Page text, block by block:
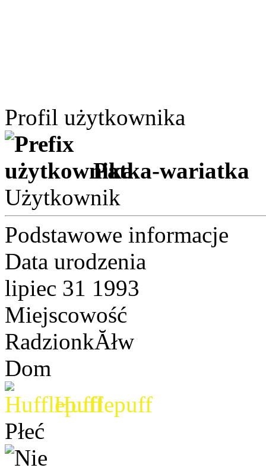
Profil użytkownika
Patka-wariatka
Użytkownik
Podstawowe informacje
Data urodzenia
lipiec 31 1993
Miejscowość
RadzionkĂłw
Dom
Hufflepuff
Płeć